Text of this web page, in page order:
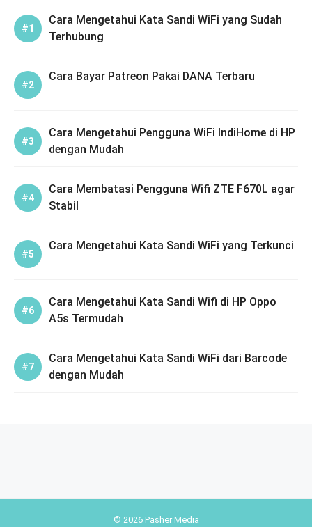
Cara Mengetahui Kata Sandi WiFi yang Sudah
Terhubung
Cara Bayar Patreon Pakai DANA Terbaru
Cara Mengetahui Pengguna WiFi IndiHome di HP
dengan Mudah
Cara Membatasi Pengguna Wifi ZTE F670L agar
Stabil
Cara Mengetahui Kata Sandi WiFi yang Terkunci
Cara Mengetahui Kata Sandi Wifi di HP Oppo
A5s Termudah
Cara Mengetahui Kata Sandi WiFi dari Barcode
dengan Mudah
© 2026 Pasher Media